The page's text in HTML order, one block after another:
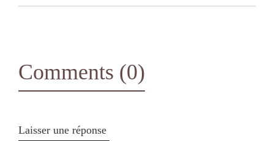
Comments (0)
Laisser une réponse